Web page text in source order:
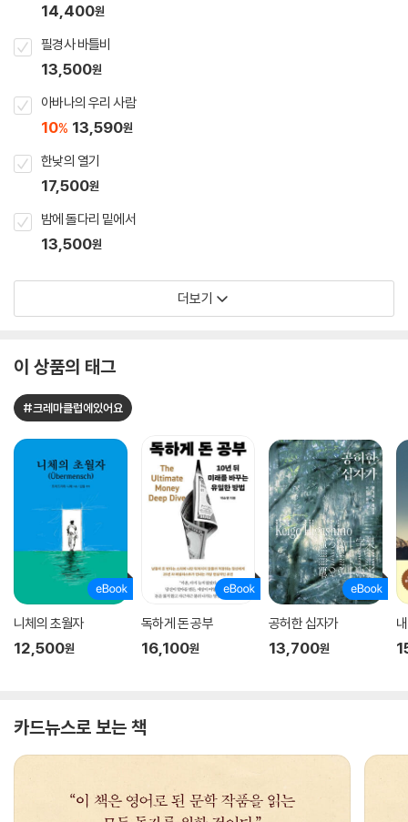
14,400원
필경사 바틀비
13,500원
아바나의 우리 사람
10% 13,590원
한낮의 열기
17,500원
밤에 돌다리 밑에서
13,500원
더보기
이 상품의 태그
#크레마클럽에있어요
니체의 초월자
12,500원
독하게 돈 공부
16,100원
공허한 십자가
13,700원
카드뉴스로 보는 책